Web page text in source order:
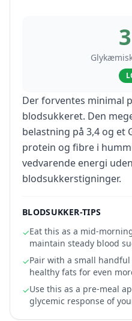
Der forventes minimal
blodsukkeret. Den
belastning på 3,4 og et
protein og fibre i
vedvarende energi
blodsukkerstigninger.
BLODSUKKER-TIPS
✓Eat this as a mid-
maintain steady blood
✓Pair with a small
healthy fats for even
✓Use this as a pre-meal
glycemic response of